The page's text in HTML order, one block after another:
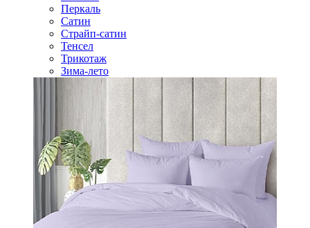
Перкаль
Сатин
Страйп-сатин
Тенсел
Трикотаж
Зима-лето